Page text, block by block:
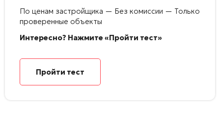
По ценам застройщика — Без комиссии — Только
проверенные объекты
Интересно? Нажмите «Пройти тест»
Пройти тест